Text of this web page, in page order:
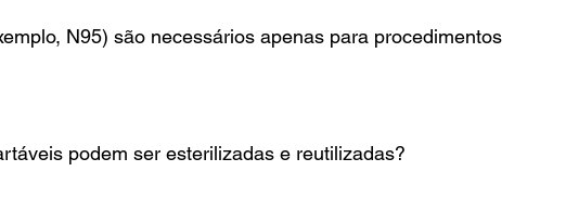
N95) são necessários apenas para procedimentos
podem ser esterilizadas e reutilizadas?